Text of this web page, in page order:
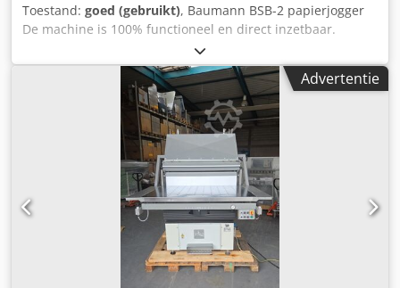
Toestand: goed (gebruikt), Baumann BSB-2 papierjogger
De machine is 100% functioneel en direct inzetbaar.
Technische specificaties: Credpfx Abjzfww Uo Aof
Maximaal formaat: 640×920 mm Stapelhoogte: 160 mm
Gewicht: 350 kg Stroomvoorziening: 400 V Luchttafel
Verstelbare kantelhoek
Advertentie